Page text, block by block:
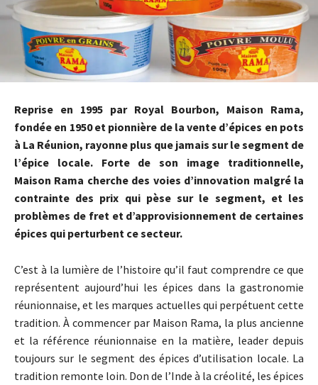
Reprise en 1995 par Royal Bourbon, Maison Rama,
fondée en 1950 et pionnière de la vente d’épices en pots
à La Réunion, rayonne plus que jamais sur le segment de
l’épice locale. Forte de son image traditionnelle,
Maison Rama cherche des voies d’innovation malgré la
contrainte des prix qui pèse sur le segment, et les
problèmes de fret et d’approvisionnement de certaines
épices qui perturbent ce secteur.
C’est à la lumière de l’histoire qu’il faut comprendre ce que
représentent aujourd’hui les épices dans la gastronomie
réunionnaise, et les marques actuelles qui perpétuent cette
tradition. À commencer par Maison Rama, la plus ancienne
et la référence réunionnaise en la matière, leader depuis
toujours sur le segment des épices d’utilisation locale. La
tradition remonte loin. Don de l’Inde à la créolité, les épices